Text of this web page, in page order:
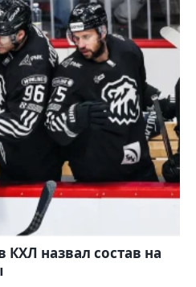
КХЛ назвал состав на